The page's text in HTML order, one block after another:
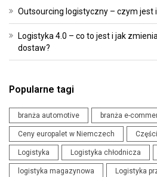
Outsourcing logistyczny – czym jest
Logistyka 4.0 – co to jest i jak
dostaw?
Popularne tagi
branża automotive branża e-
Ceny europalet w Niemczech
Logistyka Logistyka chłodnicza
logistyka magazynowa Logistyka